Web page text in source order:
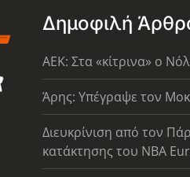
Δημοφιλή
AEK: Στα «κίτρινα» ο
Άρης: Υπέγραψε τον
Διευκρίνιση από τον
κατάκτησης του ΝΒΑ